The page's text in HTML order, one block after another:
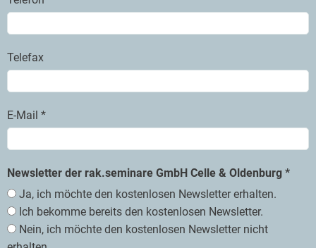
Telefax
E-Mail *
Newsletter der rak.seminare GmbH Celle & Oldenburg *
Ja, ich möchte den kostenlosen Newsletter erhalten.
Ich bekomme bereits den kostenlosen Newsletter.
Nein, ich möchte den kostenlosen Newsletter nicht